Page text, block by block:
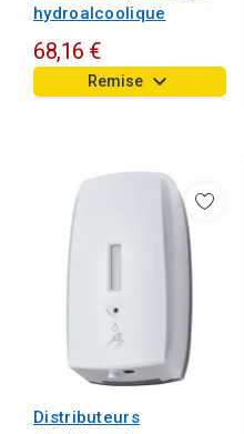
hydroalcoolique
68,16 €
Remise keyboard_arrow_down
Distributeurs